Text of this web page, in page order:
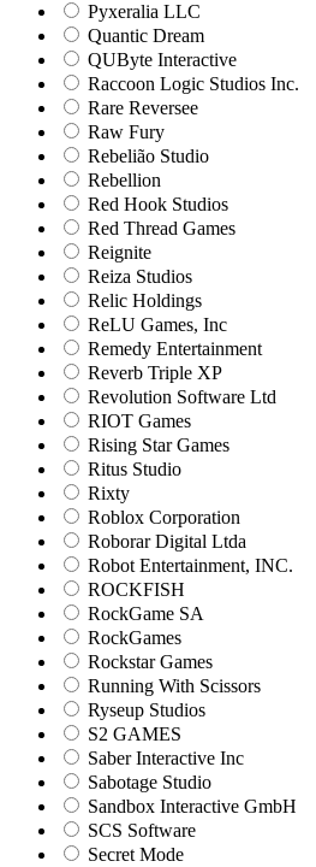
Pyxeralia LLC
Quantic Dream
QUByte Interactive
Raccoon Logic Studios Inc.
Rare Reversee
Raw Fury
Rebelião Studio
Rebellion
Red Hook Studios
Red Thread Games
Reignite
Reiza Studios
Relic Holdings
ReLU Games, Inc
Remedy Entertainment
Reverb Triple XP
Revolution Software Ltd
RIOT Games
Rising Star Games
Ritus Studio
Rixty
Roblox Corporation
Roborar Digital Ltda
Robot Entertainment, INC.
ROCKFISH
RockGame SA
RockGames
Rockstar Games
Running With Scissors
Ryseup Studios
S2 GAMES
Saber Interactive Inc
Sabotage Studio
Sandbox Interactive GmbH
SCS Software
Secret Mode